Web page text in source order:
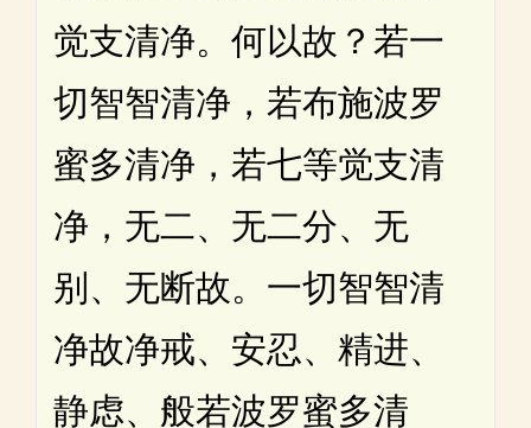
觉支清净。何以故？若一
切智智清净，若布施波罗
蜜多清净，若七等觉支清
净，无二、无二分、无
别、无断故。一切智智清
净故净戒、安忍、精进、
静虑、般若波罗蜜多清